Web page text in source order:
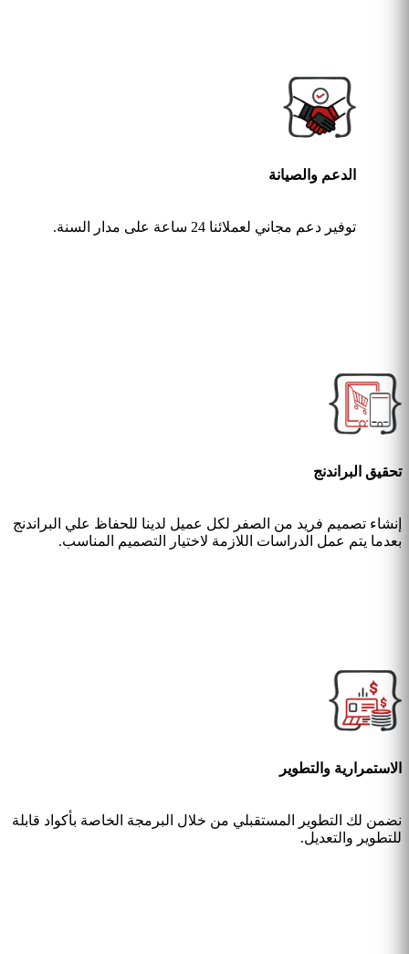
الدعم والصيانة
توفير دعم مجاني لعملائنا 24 ساعة على مدار السنة.
تحقيق البراندنج
إنشاء تصميم فريد من الصفر لكل عميل لدينا للحفاظ علي البراندنج
بعدما يتم عمل الدراسات اللازمة لاختيار التصميم المناسب.
الاستمرارية والتطوير
نضمن لك التطوير المستقبلي من خلال البرمجة الخاصة بأكواد قابلة
للتطوير والتعديل.